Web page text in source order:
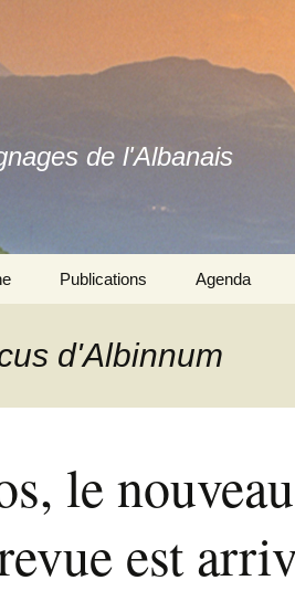
de l'Albanais
Publications Agenda
d'Albinnum
le
est